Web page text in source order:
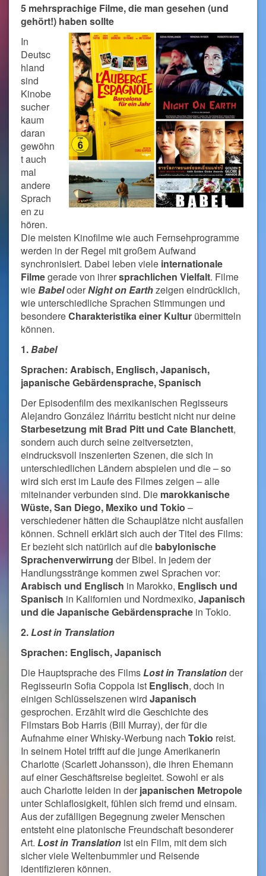
5 mehrsprachige Filme, die man gesehen (und
gehört!) haben sollte
In
Deutsc
hland
sind
Kinobe
sucher
kaum
daran
gewöhn
t auch
mal
andere
Sprach
en zu
hören.
Die meisten Kinofilme wie auch Fernsehprogramme
werden in der Regel mit großem Aufwand
synchronisiert. Dabei leben viele internationale
Filmegerade von ihrersprachlichen Vielfalt. Filme
wieBabeloderNight on Earthzeigen eindrücklich,
wie unterschiedliche Sprachen Stimmungen und
besondereCharakteristika einer Kultur übermitteln
können.
1.Babel
Sprachen: Arabisch, Englisch, Japanisch,
japanische Gebärdensprache, Spanisch
Der Episodenfilm des mexikanischen Regisseurs
Alejandro González Iñárritu besticht nicht nur deine
Starbesetzung mit Brad Pitt und Cate Blanchett,
sondern auch durch seine zeitversetzten,
eindrucksvoll inszenierten Szenen, die sich in
unterschiedlichen Ländern abspielen und die – so
wird sich erst im Laufe des Filmes zeigen – alle
miteinander verbunden sind. Die marokkanische
Wüste, San Diego, Mexiko und Tokio –
verschiedener hätten die Schauplätze nicht ausfallen
können. Schnell erklärt sich auch der Titel des Films:
Er bezieht sich natürlich auf die babylonische
Sprachenverwirrung der Bibel. In jedem der
Handlungsstränge kommen zwei Sprachen vor:
Arabisch und Englisch in Marokko, Englisch und
Spanisch in Kalifornien und Nordmexiko, Japanisch
und die Japanische Gebärdensprache in Tokio.
2.Lost in Translation
Sprachen: Englisch, Japanisch
Die Hauptsprache des FilmsLost in Translationder
Regisseurin Sofia Coppola ist Englisch, doch in
einigen Schlüsselszenen wird Japanisch
gesprochen. Erzählt wird die Geschichte des
Filmstars Bob Harris (Bill Murray), der für die
Aufnahme einer Whisky-Werbung nach Tokio reist.
In seinem Hotel trifft auf die junge Amerikanerin
Charlotte (Scarlett Johansson), die ihren Ehemann
auf einer Geschäftsreise begleitet. Sowohl er als
auch Charlotte leiden in der japanischen Metropole
unter Schlaflosigkeit, fühlen sich fremd und einsam.
Aus der zufälligen Begegnung zweier Menschen
entsteht eine platonische Freundschaft besonderer
Art. Lost in Translation ist ein Film, mit dem sich
sicher viele Weltenbummler und Reisende
identifizieren können.